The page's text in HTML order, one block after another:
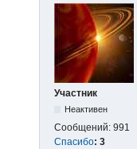
Участник
Неактивен
Сообщений: 991
Спасибо: 3